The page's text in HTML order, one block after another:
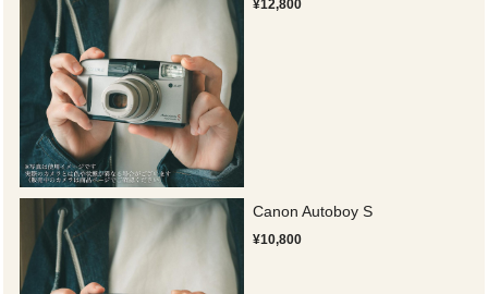
¥12,800
Canon Autoboy S
¥10,800